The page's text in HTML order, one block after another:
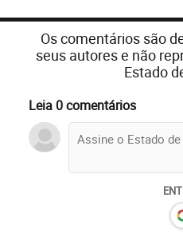
Os comentários são
seus autores e não
Estado
Leia 0 comentários